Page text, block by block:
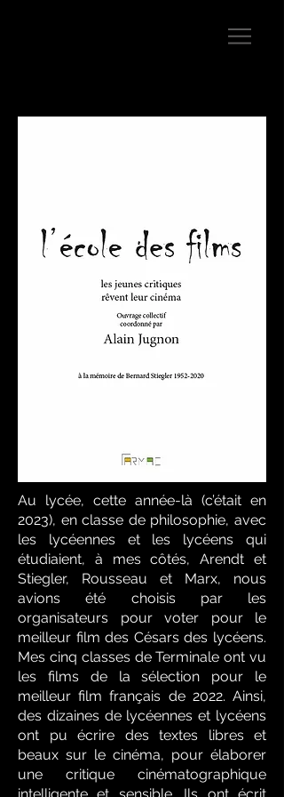
Au lycée, cette année-là (c’était en
2023), en classe de philosophie, avec
les lycéennes et les lycéens qui
étudiaient, à mes côtés, Arendt et
Stiegler, Rousseau et Marx, nous
avions été choisis par les
organisateurs pour voter pour le
meilleur film des Césars des lycéens.
Mes cinq classes de Terminale ont vu
les films de la sélection pour le
meilleur film français de 2022. Ainsi,
des dizaines de lycéennes et lycéens
ont pu écrire des textes libres et
beaux sur le cinéma, pour élaborer
une critique cinématographique